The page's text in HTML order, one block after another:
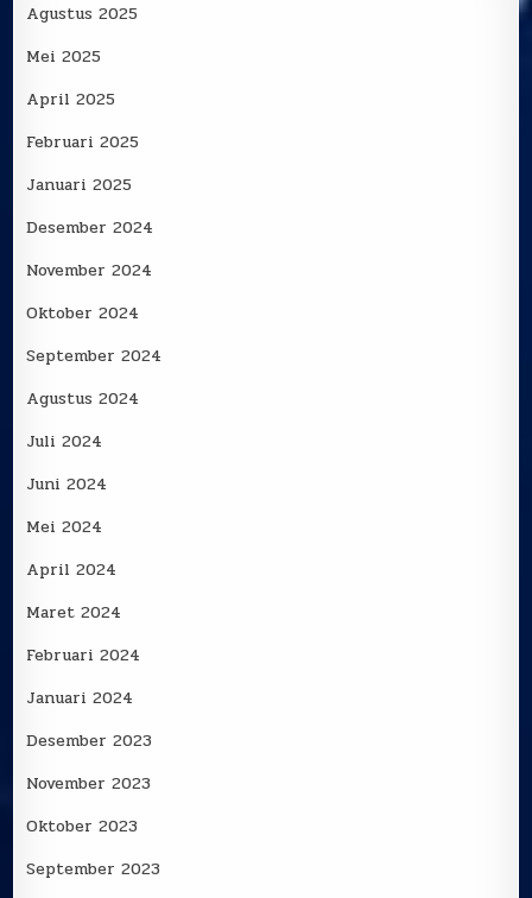
Agustus 2025
Mei 2025
April 2025
Februari 2025
Januari 2025
Desember 2024
November 2024
Oktober 2024
September 2024
Agustus 2024
Juli 2024
Juni 2024
Mei 2024
April 2024
Maret 2024
Februari 2024
Januari 2024
Desember 2023
November 2023
Oktober 2023
September 2023